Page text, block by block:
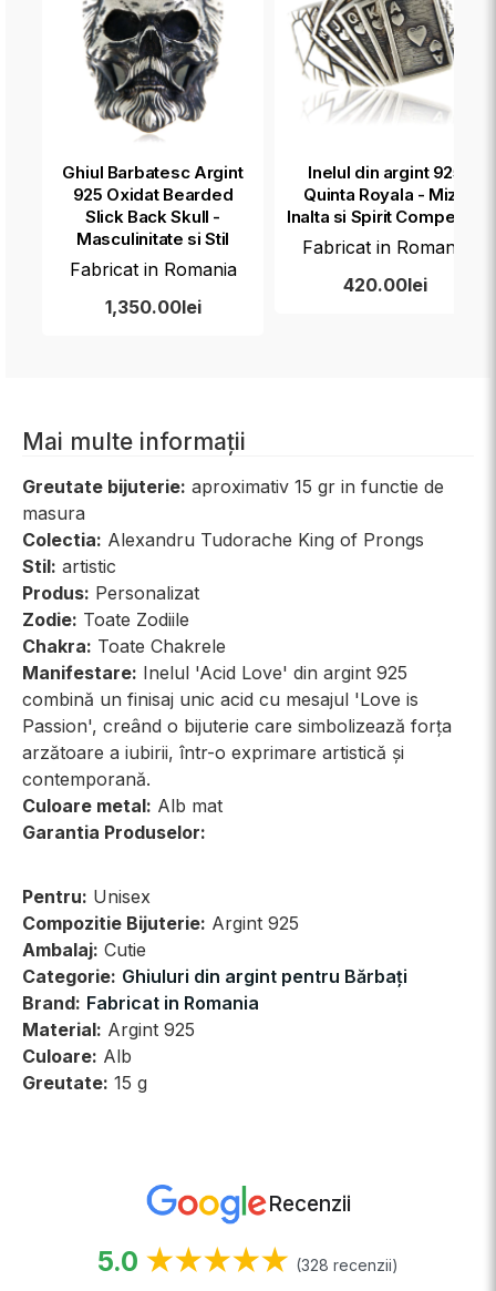
Ghiul Barbatesc Argint
925 Oxidat Bearded
Slick Back Skull -
Masculinitate si Stil
Fabricat in Romania
1,350.00lei
Inelul din argint 925
Quinta Royala - Miza
Inalta si Spirit Competitiv
Fabricat in Romania
420.00lei
Mai multe informații
Greutate bijuterie: aproximativ 15 gr in functie de
masura
Colectia: Alexandru Tudorache King of Prongs
Stil: artistic
Produs: Personalizat
Zodie: Toate Zodiile
Chakra: Toate Chakrele
Manifestare: Inelul 'Acid Love' din argint 925
combină un finisaj unic acid cu mesajul 'Love is
Passion', creând o bijuterie care simbolizează forța
arzătoare a iubirii, într-o exprimare artistică și
contemporană.
Culoare metal: Alb mat
Garantia Produselor:
Pentru: Unisex
Compozitie Bijuterie: Argint 925
Ambalaj: Cutie
Categorie: Ghiuluri din argint pentru Bărbați
Brand: Fabricat in Romania
Material: Argint 925
Culoare: Alb
Greutate: 15 g
Recenzii
5.0 ★★★★★ (328 recenzii)